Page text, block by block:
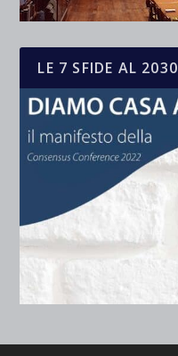
LE 7 SFIDE AL 2030